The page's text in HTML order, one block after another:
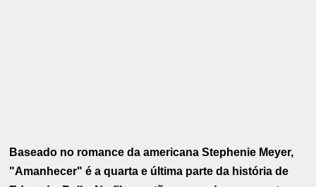
Baseado no romance da americana Stephenie Meyer,
"Amanhecer" é a quarta e última parte da história de